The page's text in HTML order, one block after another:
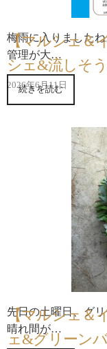
【マルシェ＆
シェ&流しそ
2026年6月11日
梅雨に入りました
管理が大…
続きを読む
【マルシェ＆
ェ&グリーン
先日の土曜日、グ
晴れ間が…